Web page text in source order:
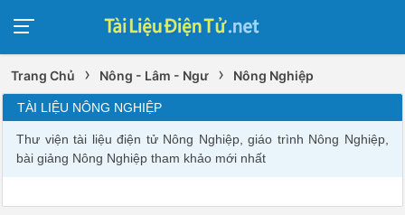
Trang Chủ › Nông - Lâm - Ngư › Nông Nghiệp
TÀI LIỆU NÔNG NGHIỆP
Thư viện tài liệu điện tử Nông Nghiệp, giáo trình Nông Nghiệp,
bài giảng Nông Nghiệp tham khảo mới nhất